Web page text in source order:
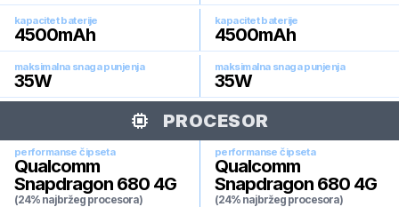
kapacitet baterije
4500mAh
kapacitet baterije
4500mAh
maksimalna snaga punjenja
35W
maksimalna snaga punjenja
35W
PROCESOR
performanse čipseta
Qualcomm
Snapdragon 680 4G
(24% najbržeg procesora)
performanse čipseta
Qualcomm
Snapdragon 680 4G
(24% najbržeg procesora)